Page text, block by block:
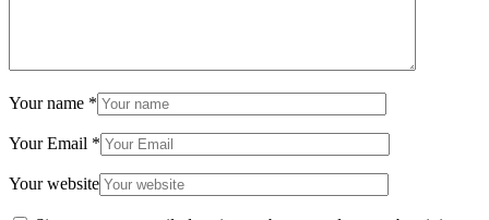
Your name *
Your Email *
Your website